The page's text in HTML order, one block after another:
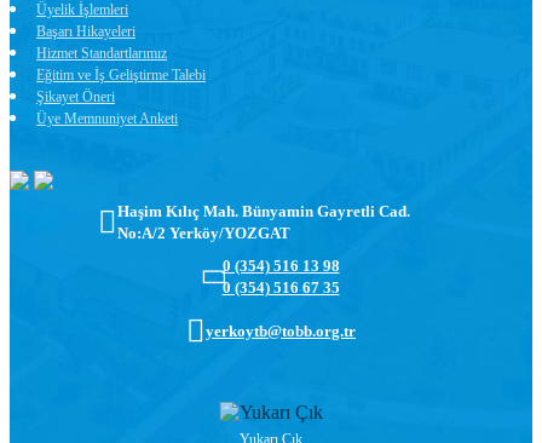
Üyelik İşlemleri
Başarı Hikayeleri
Hizmet Standartlarımız
Eğitim ve İş Geliştirme Talebi
Şikayet Öneri
Üye Memnuniyet Anketi
Haşim Kılıç Mah. Bünyamin Gayretli Cad.
No:A/2 Yerköy/YOZGAT
0 (354) 516 13 98
0 (354) 516 67 35
yerkoytb@tobb.org.tr
Yukarı Çık